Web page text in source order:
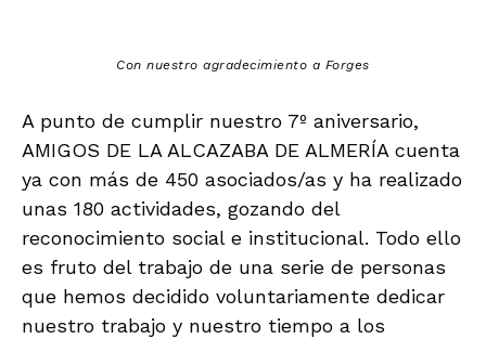
Con nuestro agradecimiento a Forges
A punto de cumplir nuestro 7º aniversario,
AMIGOS DE LA ALCAZABA DE ALMERÍA cuenta
ya con más de 450 asociados/as y ha realizado
unas 180 actividades, gozando del
reconocimiento social e institucional. Todo ello
es fruto del trabajo de una serie de personas
que hemos decidido voluntariamente dedicar
nuestro trabajo y nuestro tiempo a los